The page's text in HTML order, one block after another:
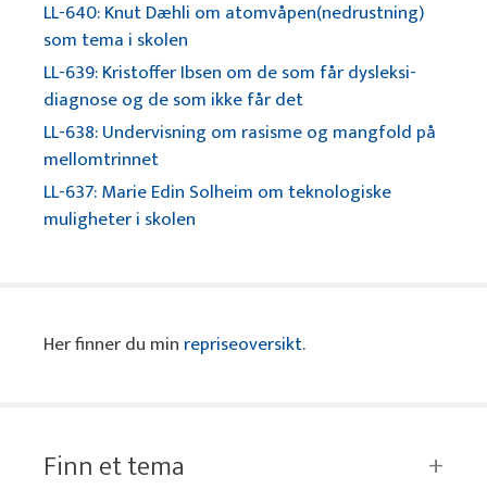
LL-640: Knut Dæhli om atomvåpen(nedrustning)
som tema i skolen
LL-639: Kristoffer Ibsen om de som får dysleksi-
diagnose og de som ikke får det
LL-638: Undervisning om rasisme og mangfold på
mellomtrinnet
LL-637: Marie Edin Solheim om teknologiske
muligheter i skolen
Her finner du min repriseoversikt.
Finn et tema